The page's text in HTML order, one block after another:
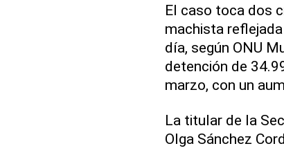
El caso toca dos
machista
día, según ONU
detención de
marzo, con un
La titular de la
Olga Sánchez